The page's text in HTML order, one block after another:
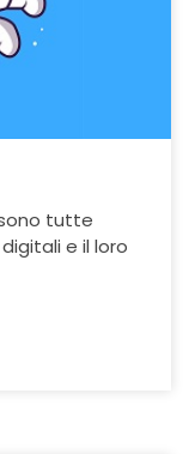
tutte
e il loro